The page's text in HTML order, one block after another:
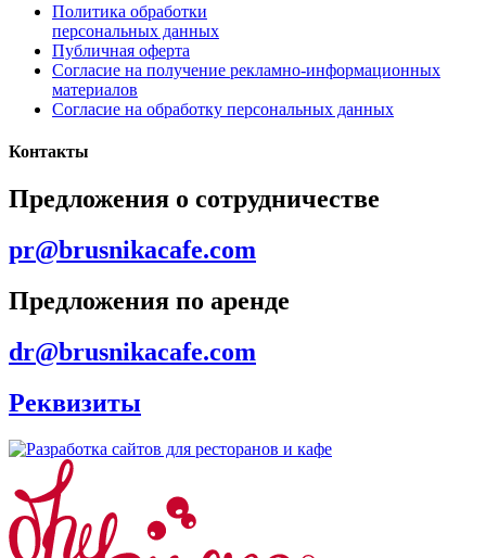
Политика обработки
персональных данных
Публичная оферта
Согласие на получение рекламно-информационных
материалов
Согласие на обработку персональных данных
Контакты
Предложения о сотрудничестве
pr@brusnikacafe.com
Предложения по аренде
dr@brusnikacafe.com
Реквизиты